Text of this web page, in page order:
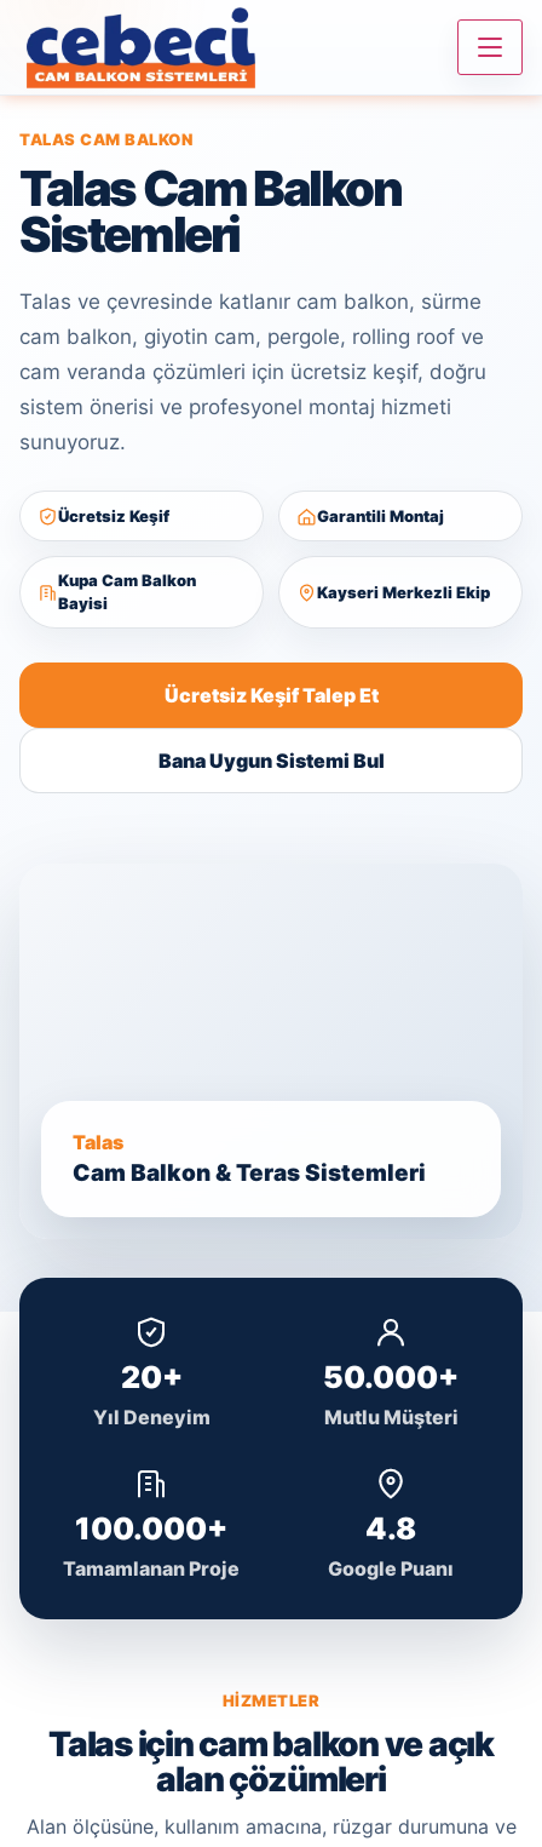
TALAS CAM BALKON
Talas Cam Balkon
Sistemleri
Talas ve çevresinde katlanır cam balkon, sürme
cam balkon, giyotin cam, pergole, rolling roof ve
cam veranda çözümleri için ücretsiz keşif, doğru
sistem önerisi ve profesyonel montaj hizmeti
sunuyoruz.
Ücretsiz Keşif Garantili Montaj
Kupa Cam Balkon
Bayisi
Kayseri Merkezli Ekip
Ücretsiz Keşif Talep Et
Bana Uygun Sistemi Bul
Talas
Cam Balkon & Teras Sistemleri
20+
Yıl Deneyim
50.000+
Mutlu Müşteri
100.000+
Tamamlanan Proje
4.8
Google Puanı
HIZMETLER
Talas için cam balkon ve açık
alan çözümleri
Alan ölçüsüne, kullanım amacına, rüzgar durumuna ve